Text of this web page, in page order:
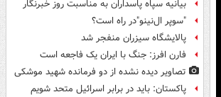
بیانیه سپاه پاسداران به مناسبت روز خبرنگار
"سوپر ال‌نینو"در راه است؟
پالایشگاه سیزران منفجر شد
فارن افرز: جنگ با ایران یک فاجعه است
تصاویر دیده‌ نشده از دو فرمانده شهید موشکی
پاکستان: باید در برابر اسرائیل متحد شویم